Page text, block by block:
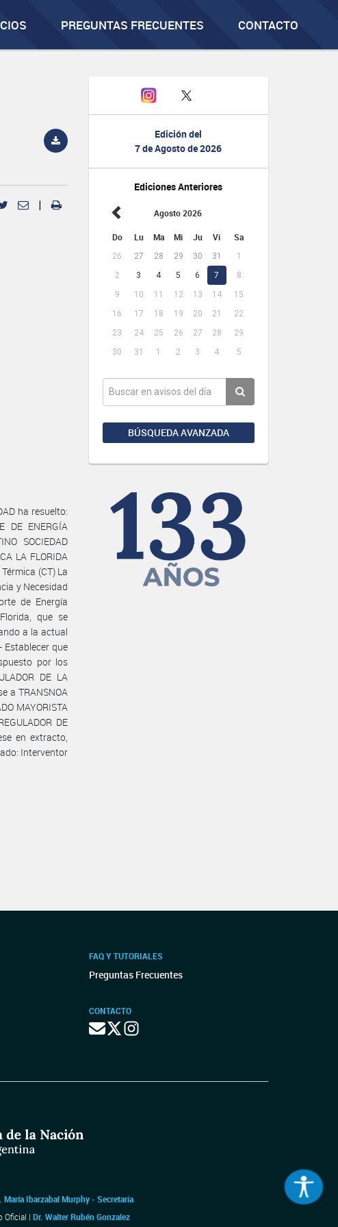
PREGUNTAS FRECUENTES CONTACTO
Edición del
7 de Agosto de 2026
Ediciones Anteriores
Agosto 2026
Do Lu Ma Mi Ju Vi Sa
26 27 28 29 30 31
1
2
3 4 5 6 7
8
9
10 11 12 13 14
15
16
17 18 19 20 21
22
23
24 25 26 27 28
29
30
31 1 2 3 4 5
BÚSQUEDA AVANZADA
|
ha resuelto:
DE ENERGÍA
SOCIEDAD
LA FLORIDA
(CT) La
y Necesidad
de Energía
que se
a la actual
Establecer que
por los
DE LA
a TRANSNOA
MAYORISTA
DE
en extracto,
Interventor
FAQ Y TUTORIALES
Preguntas Frecuentes
CONTACTO
María Ibarzabal Murphy - Secretaria
Oficial | Dr. Walter Rubén Gonzalez